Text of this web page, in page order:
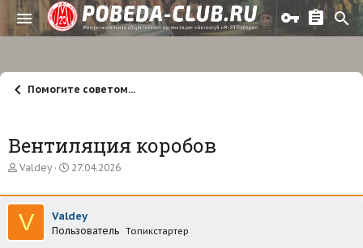
Помогите советом...
Вентиляция коробов
А
т
о
р
Valdey
Д
т
н
а
27.04.2026
V Valdey
Пользователь Топикстартер